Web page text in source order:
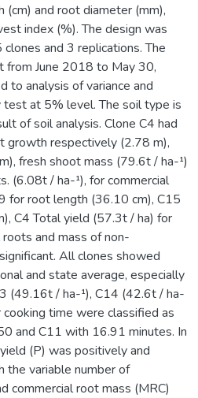
(cm) and root diameter (mm),
index (%). The design was
and 3 replications. The
from June 2018 to May 30,
to analysis of variance and
test at 5% level. The soil type is
of soil analysis. Clone C4 had
growth respectively (2.78 m),
fresh shoot mass (79.6t / ha-¹)
(6.08t / ha-¹), for commercial
for root length (36.10 cm), C15
C4 Total yield (57.3t / ha) for
and mass of non-
All clones showed
and state average, especially
(49.16t / ha-¹), C14 (42.6t / ha-
cooking time were classified as
and C11 with 16.91 minutes. In
(P) was positively and
the variable number of
commercial root mass (MRC)